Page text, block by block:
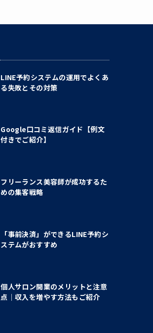
LINE予約システムの運用でよくあ
る失敗とその対策
Google口コミ返信ガイド【例文
付きでご紹介】
フリーランス美容師が成功するた
めの集客戦略
「事前決済」ができるLINE予約シ
ステムがおすすめ
個人サロン開業のメリットと注意
点｜収入を増やす方法もご紹介